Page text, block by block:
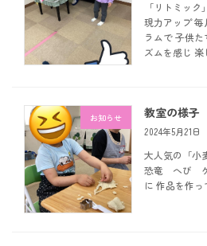
「リトミッ
現力アップ
ラムで 子供
ズムを感じ
お知らせ 教室の様子
2024年5月21日
大人気の「
恐竜 へび ケ
に 作品を作っ